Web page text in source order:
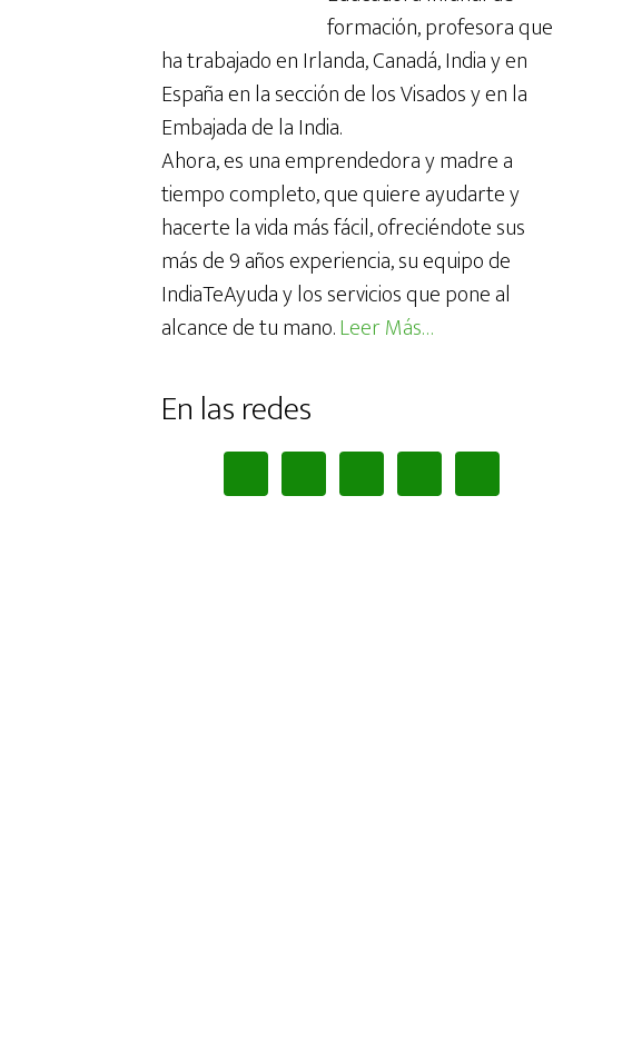
formación, profesora que
ha trabajado en Irlanda, Canadá, India y en
España en la sección de los Visados y en la
Embajada de la India.
Ahora, es una emprendedora y madre a
tiempo completo, que quiere ayudarte y
hacerte la vida más fácil, ofreciéndote sus
más de 9 años experiencia, su equipo de
IndiaTeAyuda y los servicios que pone al
alcance de tu mano.Leer Más…
En las redes